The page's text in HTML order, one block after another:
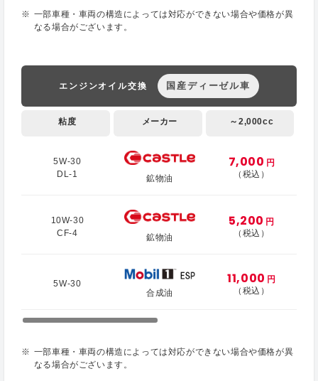
一部車種・車両の構造によっては対応ができない場合や価格が異
なる場合がございます。
エンジンオイル交換 国産ディーゼル車
粘度 メーカー ～2,000cc
5W-30
DL-1
鉱物油
7,000 円
（税込）
10W-30
CF-4
鉱物油
5,200 円
（税込）
5W-30
合成油
11,000 円
（税込）
一部車種・車両の構造によっては対応ができない場合や価格が異
なる場合がございます。